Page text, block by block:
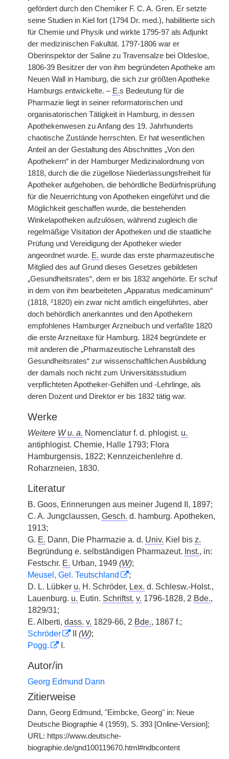
gefördert durch den Chemiker F. C. A. Gren. Er setzte
seine Studien in Kiel fort (1794 Dr. med.), habilitierte sich
für Chemie und Physik und wirkte 1795-97 als Adjunkt
der medizinischen Fakultät. 1797-1806 war er
Oberinspektor der Saline zu Travensalze bei Oldesloe,
1806-39 Besitzer der von ihm begründeten Apotheke am
Neuen Wall in Hamburg, die sich zur größten Apotheke
Hamburgs entwickelte. – E.s Bedeutung für die
Pharmazie liegt in seiner reformatorischen und
organisatorischen Tätigkeit in Hamburg, in dessen
Apothekenwesen zu Anfang des 19. Jahrhunderts
chaotische Zustände herrschten. Er hat wesentlichen
Anteil an der Gestaltung des Abschnittes „Von den
Apothekern“ in der Hamburger Medizinalordnung von
1818, durch die die zügellose Niederlassungsfreiheit für
Apotheker aufgehoben, die behördliche Bedürfnisprüfung
für die Neuerrichtung von Apotheken eingeführt und die
Möglichkeit geschaffen wurde, die bestehenden
Winkelapotheken aufzulösen, während zugleich die
regelmäßige Visitation der Apotheken und die staatliche
Prüfung und Vereidigung der Apotheker wieder
angeordnet wurde. E. wurde das erste pharmazeutische
Mitglied des auf Grund dieses Gesetzes gebildeten
„Gesundheitsrates“, dem er bis 1832 angehörte. Er schuf
in dem von ihm bearbeiteten „Apparatus medicaminum“
(1818, ²1820) ein zwar nicht amtlich eingeführtes, aber
doch behördlich anerkanntes und den Apothekern
empfohlenes Hamburger Arzneibuch und verfaßte 1820
die erste Arzneitaxe für Hamburg. 1824 begründete er
mit anderen die „Pharmazeutische Lehranstalt des
Gesundheitsrates“ zur wissenschaftlichen Ausbildung
der damals noch nicht zum Universitätsstudium
verpflichteten Apotheker-Gehilfen und -Lehrlinge, als
deren Dozent und Direktor er bis 1832 tätig war.
Werke
Weitere W u. a. Nomenclatur f. d. phlogist. u.
antiphlogist. Chemie, Halle 1793; Flora
Hamburgensis, 1822; Kennzeichenlehre d.
Roharzneien, 1830.
Literatur
B. Goos, Erinnerungen aus meiner Jugend II, 1897;
C. A. Jungclaussen, Gesch. d. hamburg. Apotheken,
1913;
G. E. Dann, Die Pharmazie a. d. Univ. Kiel bis z.
Begründung e. selbständigen Pharmazeut. Inst., in:
Festschr. E. Urban, 1949 (W);
Meusel, Gel. Teutschland
;
D. L. Lübker u. H. Schröder, Lex. d. Schlesw.-Holst.,
Lauenburg. u. Eutin. Schriftst. v. 1796-1828, 2 Bde.,
1829/31;
E. Alberti, dass. v. 1829-66, 2 Bde., 1867 f.;
Schröder
(W);
Pogg.
I.
Autor/in
Georg Edmund Dann
Zitierweise
Dann, Georg Edmund, "Eimbcke, Georg" in: Neue
Deutsche Biographie 4 (1959), S. 393 [Online-Version];
URL: https://www.deutsche-
biographie.de/gnd100119670.html#ndbcontent